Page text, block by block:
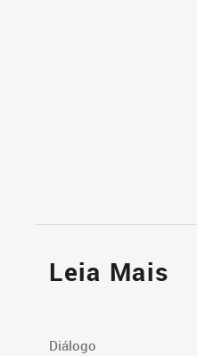
Leia Mais
Diálogo